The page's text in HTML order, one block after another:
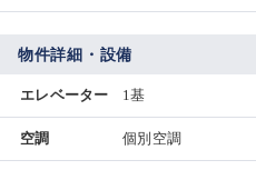
物件詳細・設備
エレベーター 1基
空調 個別空調